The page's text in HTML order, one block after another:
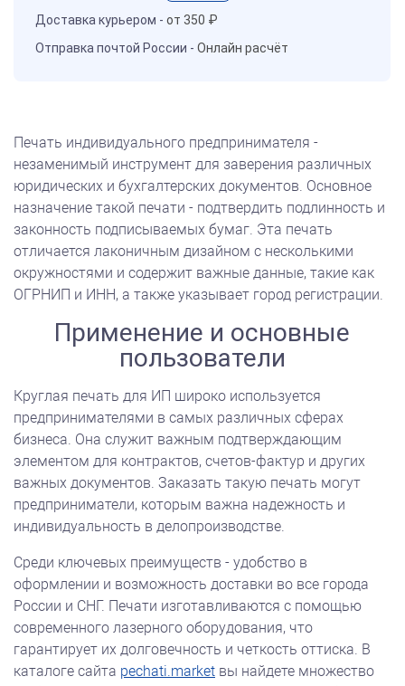
Доставка курьером - от 350 ₽
Отправка почтой России - Онлайн расчёт
Печать индивидуального предпринимателя -
незаменимый инструмент для заверения различных
юридических и бухгалтерских документов. Основное
назначение такой печати - подтвердить подлинность и
законность подписываемых бумаг. Эта печать
отличается лаконичным дизайном с несколькими
окружностями и содержит важные данные, такие как
ОГРНИП и ИНН, а также указывает город регистрации.
Применение и основные
пользователи
Круглая печать для ИП широко используется
предпринимателями в самых различных сферах
бизнеса. Она служит важным подтверждающим
элементом для контрактов, счетов-фактур и других
важных документов. Заказать такую печать могут
предприниматели, которым важна надежность и
индивидуальность в делопроизводстве.
Среди ключевых преимуществ - удобство в
оформлении и возможность доставки во все города
России и СНГ. Печати изготавливаются с помощью
современного лазерного оборудования, что
гарантирует их долговечность и четкость оттиска. В
каталоге сайта pechati.market вы найдете множество